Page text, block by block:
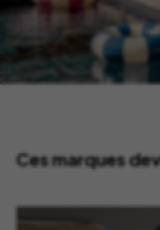
Ces marques